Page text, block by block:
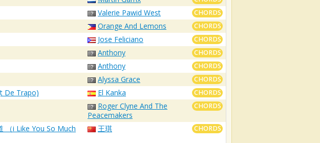
Valerie Pawid West CHORDS
Orange And Lemons CHORDS
Jose Feliciano CHORDS
Anthony CHORDS
Anthony CHORDS
Alyssa Grace CHORDS
De Trapo) El Kanka CHORDS
Roger Clyne And The
Peacemakers
CHORDS
（i Like You So Much
王琪 CHORDS